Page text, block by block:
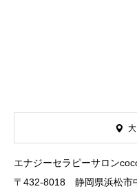
エナジーセラピーサロン
〒432-8018 静岡県浜松市